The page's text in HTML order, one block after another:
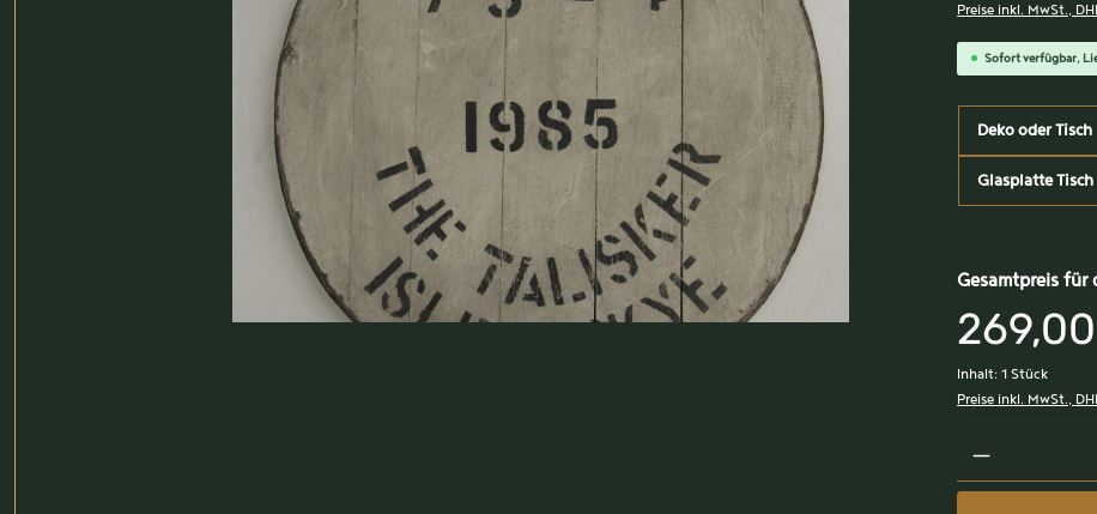
Preise inkl. MwSt.,
Sofort verfügbar,
Deko oder Tisch
Glasplatte Tisch
Gesamtpreis
Inhalt:1 Stück
Preise inkl. MwSt.,